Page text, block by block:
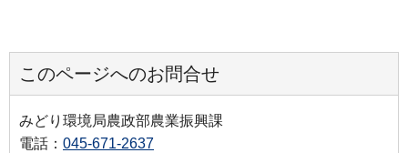
このページへのお問合せ
みどり環境局農政部農業振興課
電話： 045-671-2637